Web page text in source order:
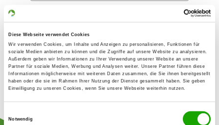
Diese Webseite verwendet Cookies
Wir verwenden Cookies, um Inhalte und Anzeigen zu personalisieren, Funktionen für
soziale Medien anbieten zu können und die Zugriffe auf unsere Website zu analysieren.
Außerdem geben wir Informationen zu Ihrer Verwendung unserer Website an unsere
Partner für soziale Medien, Werbung und Analysen weiter. Unsere Partner führen diese
Informationen möglicherweise mit weiteren Daten zusammen, die Sie ihnen bereitgestellt
haben oder die sie im Rahmen Ihrer Nutzung der Dienste gesammelt haben. Sie geben
Einwilligung zu unseren Cookies, wenn Sie unsere Webseite weiterhin nutzen.
Notwendig
Geburtsdatum *
Tag
Monat Jahr
Gewünschtes Eintrittsdatum *
1
Monat Jahr